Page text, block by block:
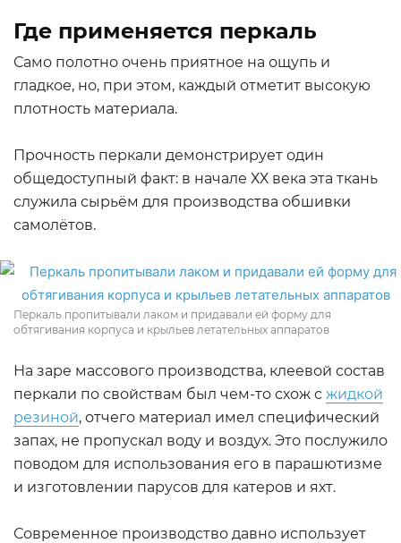
Где применяется перкаль
Само полотно очень приятное на ощупь и
гладкое, но, при этом, каждый отметит высокую
плотность материала.
Прочность перкали демонстрирует один
общедоступный факт: в начале ХХ века эта ткань
служила сырьём для производства обшивки
самолётов.
Перкаль пропитывали лаком и придавали ей форму для
обтягивания корпуса и крыльев летательных аппаратов
На заре массового производства, клеевой состав
перкали по свойствам был чем-то схож с жидкой
резиной, отчего материал имел специфический
запах, не пропускал воду и воздух. Это послужило
поводом для использования его в парашютизме
и изготовлении парусов для катеров и яхт.
Современное производство давно использует